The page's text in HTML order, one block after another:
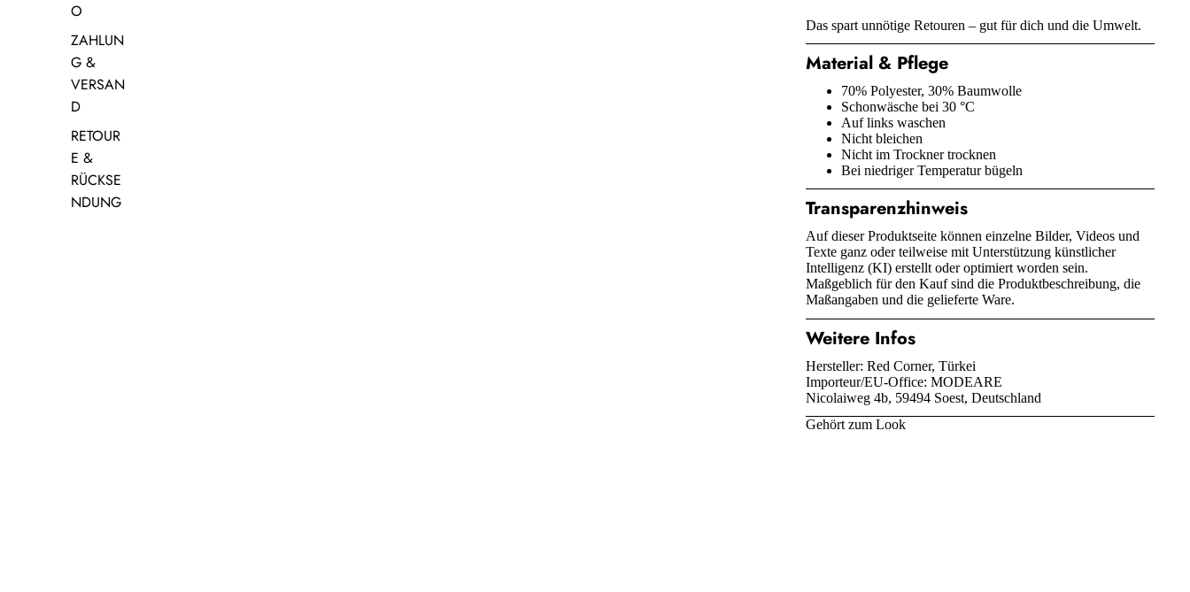
O
ZAHLUN
G &
VERSAN
D
RETOUR
E &
RÜCKSE
NDUNG
Das spart unnötige Retouren – gut für dich und die Umwelt.
Material & Pflege
70% Polyester, 30% Baumwolle
Schonwäsche bei 30 °C
Auf links waschen
Nicht bleichen
Nicht im Trockner trocknen
Bei niedriger Temperatur bügeln
Transparenzhinweis
Auf dieser Produktseite können einzelne Bilder, Videos und
Texte ganz oder teilweise mit Unterstützung künstlicher
Intelligenz (KI) erstellt oder optimiert worden sein.
Maßgeblich für den Kauf sind die Produktbeschreibung, die
Maßangaben und die gelieferte Ware.
Weitere Infos
Hersteller: Red Corner, Türkei
Importeur/EU-Office: MODEARE
Nicolaiweg 4b, 59494 Soest, Deutschland
Gehört zum Look